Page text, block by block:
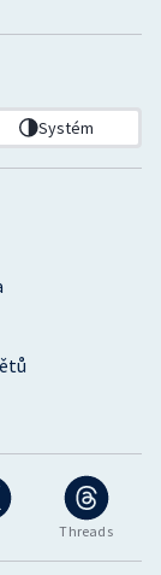
Threads
Systém